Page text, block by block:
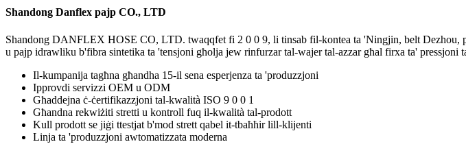
Shandong Danflex pajp CO., LTD
Shandong DANFLEX HOSE CO, LTD. twaqqfet fi 2 0 0 9, li tinsab fil-kontea ta 'Ningjin, belt Dezhou,
u pajp idrawliku b'fibra sintetika ta 'tensjoni għolja jew rinfurzar tal-wajer tal-azzar għal firxa ta'
Il-kumpanija tagħna għandha 15-il sena esperjenza ta 'produzzjoni
Ipprovdi servizzi OEM u ODM
Għaddejna ċ-ċertifikazzjoni tal-kwalità ISO 9 0 0 1
Għandna rekwiżiti stretti u kontroll fuq il-kwalità tal-prodott
Kull prodott se jiġi ttestjat b'mod strett qabel it-tbaħħir lill-klijenti
Linja ta 'produzzjoni awtomatizzata moderna